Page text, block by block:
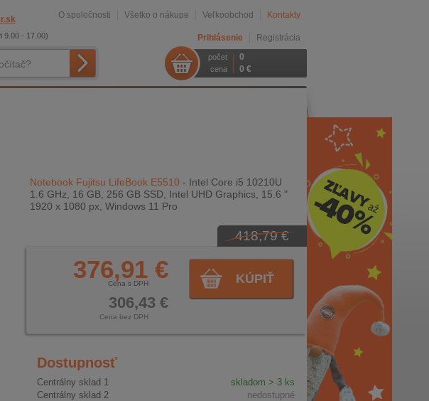
9.00 - 17.00)
O spoločnosti Všetko o nákupe Veľkoobchod Kontakty
Prihlásenie Registrácia
počet 0
cena 0 €
Notebook Fujitsu LifeBook E5510 - Intel Core i5 10210U
1.6 GHz, 16 GB, 256 GB SSD, Intel UHD Graphics, 15.6 "
1920 x 1080 px, Windows 11 Pro
418,79 €
KÚPIŤ
376,91 €
Cena s DPH
306,43 €
Cena bez DPH
Dostupnosť
Centrálny sklad 1
skladom > 3 ks
Centrálny sklad 2
nedostupné